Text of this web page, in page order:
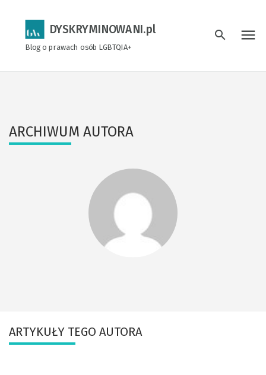
DYSKRYMINOWANI.pl
Blog o prawach osób LGBTQIA+
search menu
ARCHIWUM AUTORA
ARTYKUŁY TEGO AUTORA